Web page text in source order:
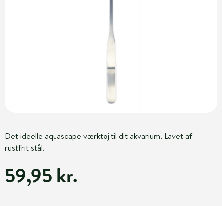
Det ideelle aquascape værktøj til dit akvarium. Lavet af
rustfrit stål.
59,95 kr.